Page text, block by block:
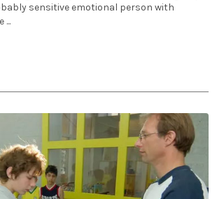
sensitive emotional person with
...